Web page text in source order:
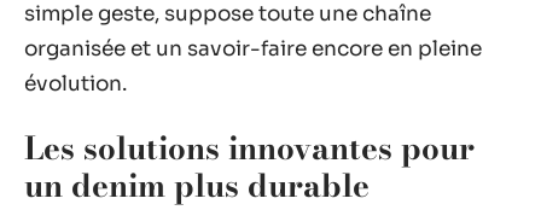
simple geste, suppose toute une chaîne
organisée et un savoir-faire encore en pleine
évolution.
Les solutions innovantes pour
un denim plus durable